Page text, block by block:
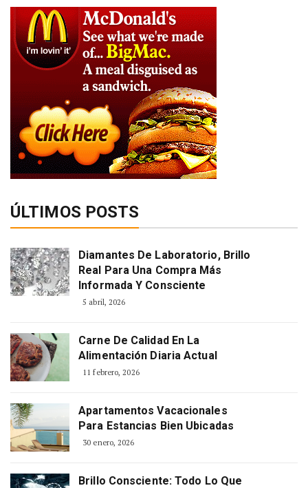
ÚLTIMOS POSTS
Diamantes De Laboratorio, Brillo
Real Para Una Compra Más
Informada Y Consciente
5 abril, 2026
Carne De Calidad En La
Alimentación Diaria Actual
11 febrero, 2026
Apartamentos Vacacionales
Para Estancias Bien Ubicadas
30 enero, 2026
Brillo Consciente: Todo Lo Que